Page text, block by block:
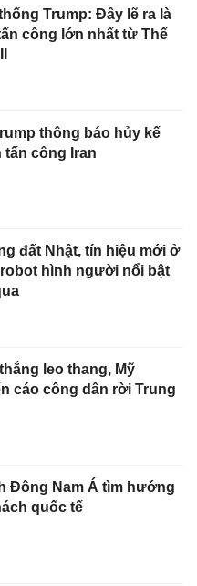
Trump: Đây lẽ ra là
công lớn nhất từ Thế
thông báo hủy kế
tấn công Iran
đất Nhật, tín hiệu mới ở
robot hình người nổi bật
leo thang, Mỹ
cáo công dân rời Trung
Đông Nam Á tìm hướng
quốc tế